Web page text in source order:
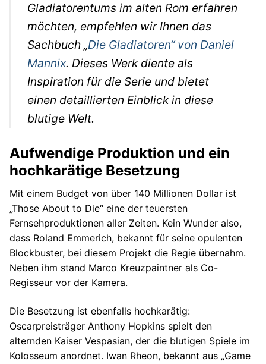
Gladiatorentums im alten Rom erfahren
möchten, empfehlen wir Ihnen das
Sachbuch „Die Gladiatoren“ von Daniel
Mannix. Dieses Werk diente als
Inspiration für die Serie und bietet
einen detaillierten Einblick in diese
blutige Welt.
Aufwendige Produktion und ein
hochkarätige Besetzung
Mit einem Budget von über 140 Millionen Dollar ist
„Those About to Die“ eine der teuersten
Fernsehproduktionen aller Zeiten. Kein Wunder also,
dass Roland Emmerich, bekannt für seine opulenten
Blockbuster, bei diesem Projekt die Regie übernahm.
Neben ihm stand Marco Kreuzpaintner als Co-
Regisseur vor der Kamera.
Die Besetzung ist ebenfalls hochkarätig:
Oscarpreisträger Anthony Hopkins spielt den
alternden Kaiser Vespasian, der die blutigen Spiele im
Kolosseum anordnet. Iwan Rheon, bekannt aus „Game